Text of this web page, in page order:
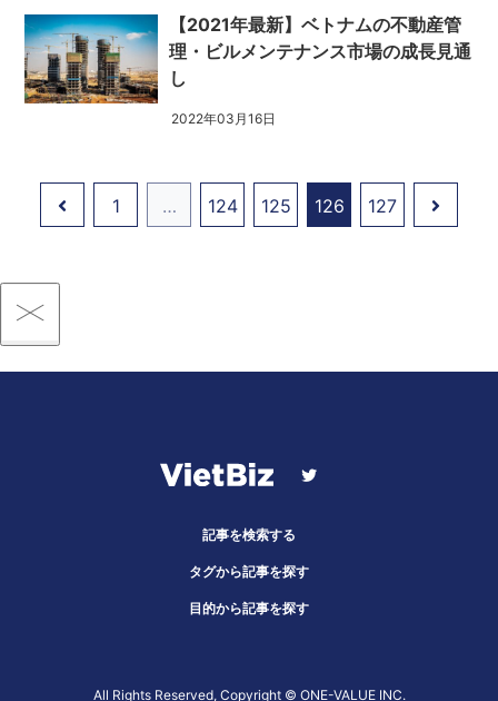
【2021年最新】ベトナムの不動産管
理・ビルメンテナンス市場の成長見通
し
2022年03月16日
1 … 124 125 126 127
記事を検索する
タグから記事を探す
目的から記事を探す
All Rights Reserved, Copyright ©︎ ONE-VALUE INC.